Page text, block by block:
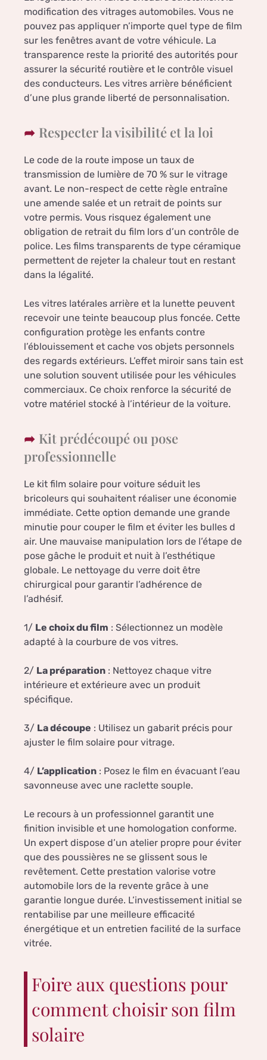
modification des vitrages automobiles. Vous ne
pouvez pas appliquer n’importe quel type de film
sur les fenêtres avant de votre véhicule. La
transparence reste la priorité des autorités pour
assurer la sécurité routière et le contrôle visuel
des conducteurs. Les vitres arrière bénéficient
d’une plus grande liberté de personnalisation.
Respecter la visibilité et la loi
Le code de la route impose un taux de
transmission de lumière de 70 % sur le vitrage
avant. Le non-respect de cette règle entraîne
une amende salée et un retrait de points sur
votre permis. Vous risquez également une
obligation de retrait du film lors d’un contrôle de
police. Les films transparents de type céramique
permettent de rejeter la chaleur tout en restant
dans la légalité.
Les vitres latérales arrière et la lunette peuvent
recevoir une teinte beaucoup plus foncée. Cette
configuration protège les enfants contre
l’éblouissement et cache vos objets personnels
des regards extérieurs. L’effet miroir sans tain est
une solution souvent utilisée pour les véhicules
commerciaux. Ce choix renforce la sécurité de
votre matériel stocké à l’intérieur de la voiture.
Kit prédécoupé ou pose
professionnelle
Le kit film solaire pour voiture séduit les
bricoleurs qui souhaitent réaliser une économie
immédiate. Cette option demande une grande
minutie pour couper le film et éviter les bulles d
air. Une mauvaise manipulation lors de l’étape de
pose gâche le produit et nuit à l’esthétique
globale. Le nettoyage du verre doit être
chirurgical pour garantir l’adhérence de
l’adhésif.
1/ Le choix du film : Sélectionnez un modèle
adapté à la courbure de vos vitres.
2/ La préparation : Nettoyez chaque vitre
intérieure et extérieure avec un produit
spécifique.
3/ La découpe : Utilisez un gabarit précis pour
ajuster le film solaire pour vitrage.
4/ L’application : Posez le film en évacuant l’eau
savonneuse avec une raclette souple.
Le recours à un professionnel garantit une
finition invisible et une homologation conforme.
Un expert dispose d’un atelier propre pour éviter
que des poussières ne se glissent sous le
revêtement. Cette prestation valorise votre
automobile lors de la revente grâce à une
garantie longue durée. L’investissement initial se
rentabilise par une meilleure efficacité
énergétique et un entretien facilité de la surface
vitrée.
Foire aux questions pour
comment choisir son film
solaire